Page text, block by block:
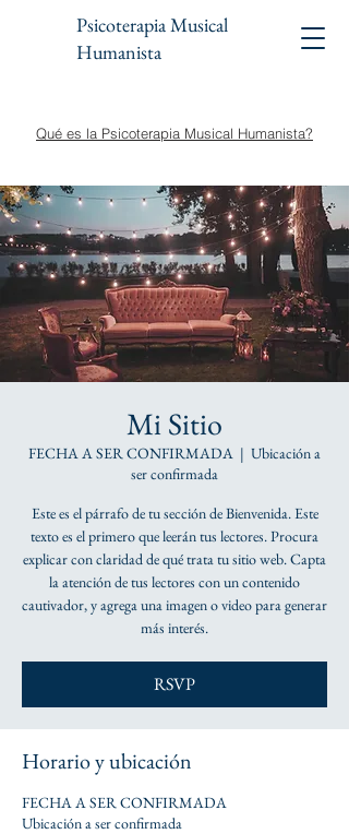
Psicoterapia Musical
Humanista
Qué es la Psicoterapia Musical Humanista?
Mi Sitio
FECHA A SER CONFIRMADA
  |
Ubicación a
ser confirmada
Este es el párrafo de tu sección de Bienvenida. Este
texto es el primero que leerán tus lectores. Procura
explicar con claridad de qué trata tu sitio web. Capta
la atención de tus lectores con un contenido
cautivador, y agrega una imagen o video para generar
más interés.
RSVP
Horario y ubicación
FECHA A SER CONFIRMADA
Ubicación a ser confirmada